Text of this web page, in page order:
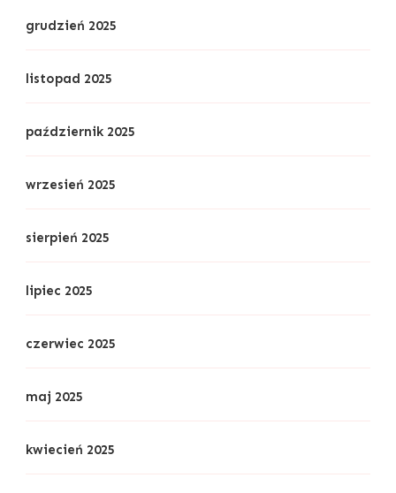
grudzień 2025
listopad 2025
październik 2025
wrzesień 2025
sierpień 2025
lipiec 2025
czerwiec 2025
maj 2025
kwiecień 2025